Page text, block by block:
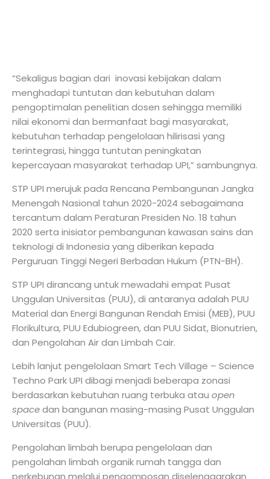
“Sekaligus bagian dari inovasi kebijakan dalam
menghadapi tuntutan dan kebutuhan dalam
pengoptimalan penelitian dosen sehingga memiliki
nilai ekonomi dan bermanfaat bagi masyarakat,
kebutuhan terhadap pengelolaan hilirisasi yang
terintegrasi, hingga tuntutan peningkatan
kepercayaan masyarakat terhadap UPI,” sambungnya.
STP UPI merujuk pada Rencana Pembangunan Jangka
Menengah Nasional tahun 2020-2024 sebagaimana
tercantum dalam Peraturan Presiden No. 18 tahun
2020 serta inisiator pembangunan kawasan sains dan
teknologi di Indonesia yang diberikan kepada
Perguruan Tinggi Negeri Berbadan Hukum (PTN-BH).
STP UPI dirancang untuk mewadahi empat Pusat
Unggulan Universitas (PUU), di antaranya adalah PUU
Material dan Energi Bangunan Rendah Emisi (MEB), PUU
Florikultura, PUU Edubiogreen, dan PUU Sidat, Bionutrien,
dan Pengolahan Air dan Limbah Cair.
Lebih lanjut pengelolaan Smart Tech Village – Science
Techno Park UPI dibagi menjadi beberapa zonasi
berdasarkan kebutuhan ruang terbuka atau open
spacedan bangunan masing-masing Pusat Unggulan
Universitas (PUU).
Pengolahan limbah berupa pengelolaan dan
pengolahan limbah organik rumah tangga dan
perkebunan melalui pengomposan diselenggarakan